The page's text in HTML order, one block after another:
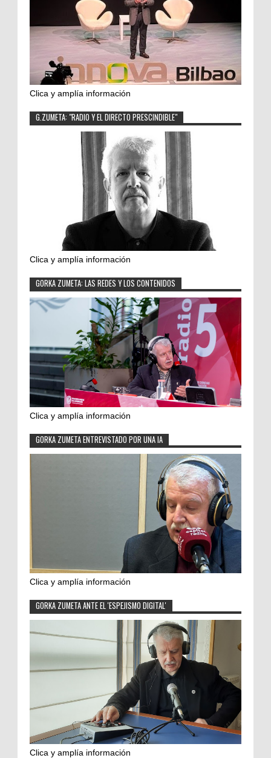
Clica y amplía información
G.ZUMETA: "RADIO Y EL DIRECTO PRESCINDIBLE"
Clica y amplía información
GORKA ZUMETA: LAS REDES Y LOS CONTENIDOS
Clica y amplía información
GORKA ZUMETA ENTREVISTADO POR UNA IA
Clica y amplía información
GORKA ZUMETA ANTE EL 'ESPEJISMO DIGITAL'
Clica y amplía información